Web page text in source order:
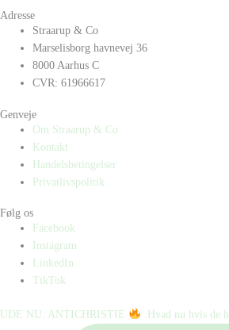
Adresse
Straarup & Co
Marselisborg havnevej 36
8000 Aarhus C
CVR: 61966617
Genveje
Om Straarup & Co
Kontakt
Handelsbetingelser
Privatlivspolitik
Følg os
Facebook
Instagram
LinkedIn
TikTok
UDE NU: ANTICHRISTIE Hvad nu hvis de